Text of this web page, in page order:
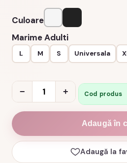
Culoare
Marime Adulti
L M S Universala
−
Cantitate
Tricou
majorat
18
crew
18
+ Cod produs
Adaugă în
Adaugă la